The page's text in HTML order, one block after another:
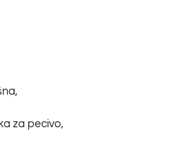
za pecivo,